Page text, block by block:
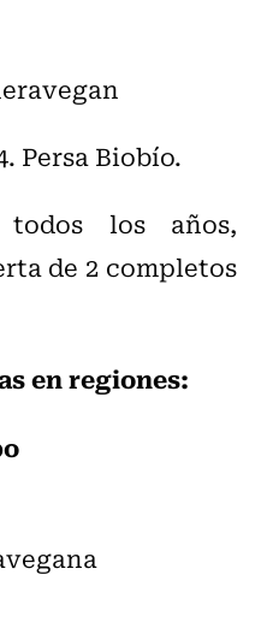
Persa Biobío.
todos los años,
de 2 completos
en regiones: